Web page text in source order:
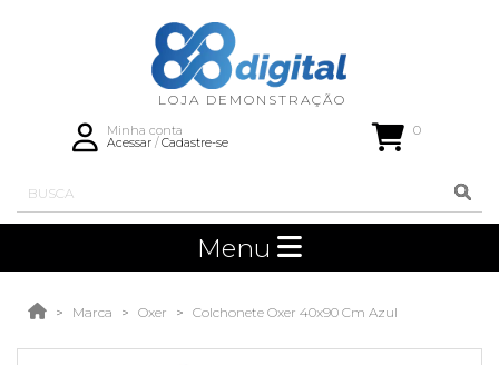
Minha conta
Acessar/Cadastre-se
0
Menu
Marca Oxer Colchonete Oxer 40x90 Cm Azul